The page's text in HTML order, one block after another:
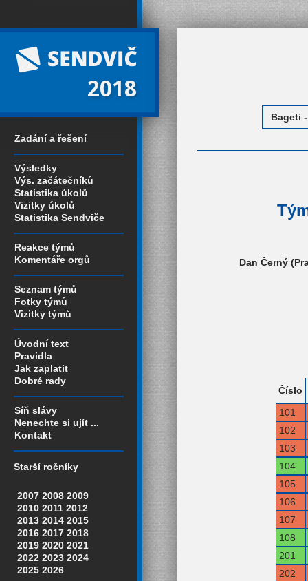
2018
Zadání a řešení
Výsledky
Výs. začátečníků
Statistika úkolů
Vizitky úkolů
Statistika Sendviče
Reakce týmů
Komentáře orgů
Seznam týmů
Fotky týmů
Vizitky týmů
Úvodní text
Pravidla
Jak zaplatit
Dobré rady
Síň slávy
Nenechte si ujít ...
Kontakt
Starší ročníky
2007 2008 2009
2010 2011 2012
2013 2014 2015
2016 2017 2018
2019 2020 2021
2022 2023 2024
2025 2026
Dan Černý
Číslo
101
102
103
104
105
106
107
108
201
202